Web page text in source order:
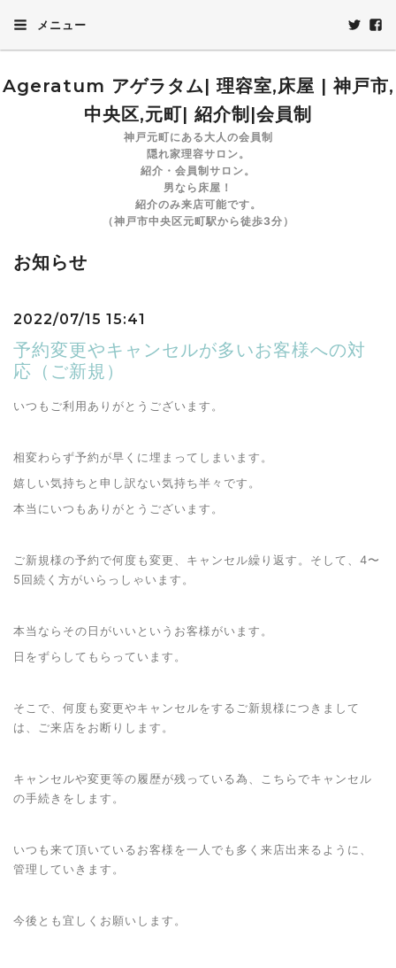
メニュー
Ageratum アゲラタム| 理容室,床屋 | 神戸市,
中央区,元町| 紹介制|会員制
神戸元町にある大人の会員制
隠れ家理容サロン。
紹介・会員制サロン。
男なら床屋！
紹介のみ来店可能です。
（神戸市中央区元町駅から徒歩3分）
お知らせ
2022/07/15 15:41
予約変更やキャンセルが多いお客様への対
応（ご新規）
いつもご利用ありがとうございます。
相変わらず予約が早くに埋まってしまいます。
嬉しい気持ちと申し訳ない気持ち半々です。
本当にいつもありがとうございます。
ご新規様の予約で何度も変更、キャンセル繰り返す。そして、 4〜
5回続く方がいらっしゃいます。
本当ならその日がいいというお客様がいます。
日をずらしてもらっています。
そこで、何度も変更やキャンセルをするご新規様につきまして
は、ご来店をお断りします。
キャンセルや変更等の履歴が残っている為、こちらでキャンセル
の手続きをします。
いつも来て頂いているお客様を一人でも多く来店出来るように、
管理していきます。
今後とも宜しくお願いします。